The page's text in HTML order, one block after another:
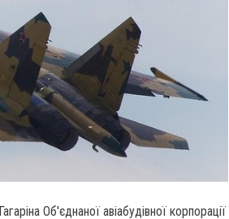
Гагаріна Об'єднаної авіабудівної корпорації